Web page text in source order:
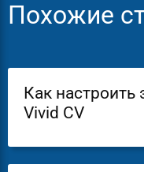
Похожие
Как настроить
Vivid CV